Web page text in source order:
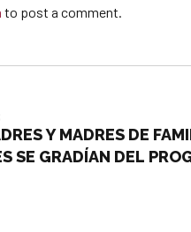
to post a comment.
Y MADRES DE
SE GRADÍAN DEL